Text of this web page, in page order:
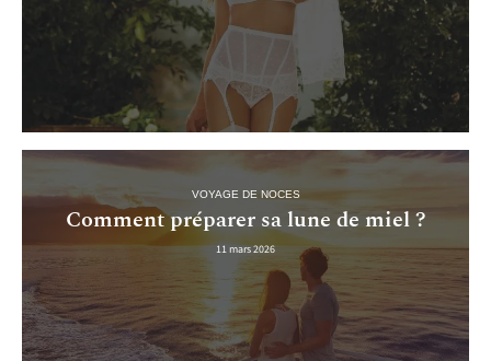
VOYAGE DE NOCES
Comment préparer sa lune de miel ?
11 mars 2026